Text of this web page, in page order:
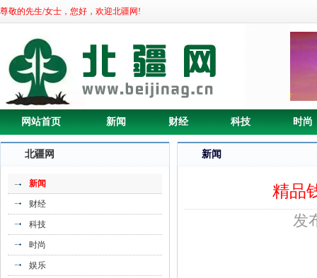
尊敬的先生/女士，您好，欢迎北疆网!
网站首页 新闻 财经 科技 时尚
北疆网
新闻
财经
科技
时尚
娱乐
新闻
精品
发